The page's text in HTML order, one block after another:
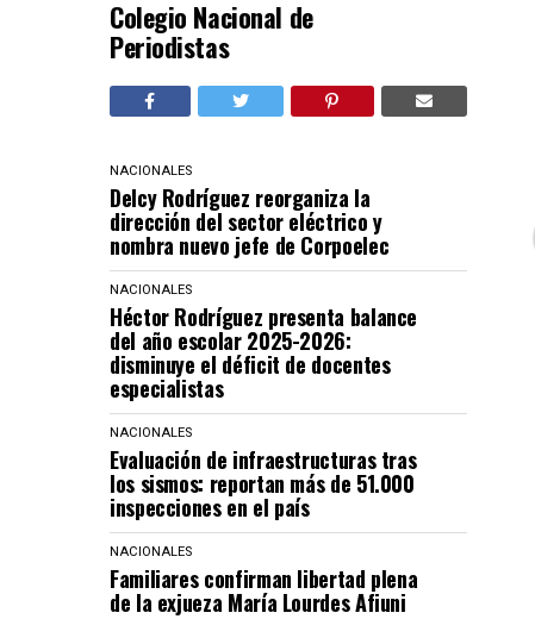
Colegio Nacional de
Periodistas
NACIONALES
Delcy Rodríguez reorganiza la
dirección del sector eléctrico y
nombra nuevo jefe de Corpoelec
NACIONALES
Héctor Rodríguez presenta balance
del año escolar 2025-2026:
disminuye el déficit de docentes
especialistas
NACIONALES
Evaluación de infraestructuras tras
los sismos: reportan más de 51.000
inspecciones en el país
NACIONALES
Familiares confirman libertad plena
de la exjueza María Lourdes Afiuni